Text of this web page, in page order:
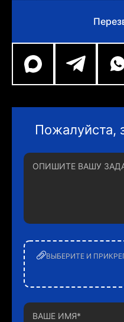
Пожалуйста,
ВЫБЕРИТЕ И